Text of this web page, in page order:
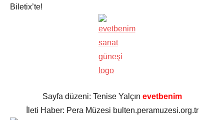
Biletix’te!
Sayfa düzeni: Tenise Yalçın evetbenim
İleti Haber: Pera Müzesi bulten.peramuzesi.org.tr